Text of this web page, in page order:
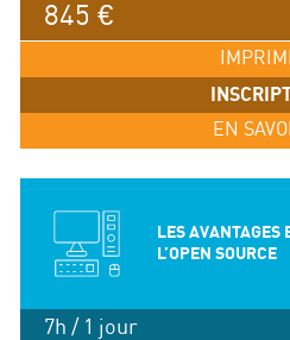
845 €
EN
LES AVANTAGES
L’OPEN SOURCE
7h / 1 jour